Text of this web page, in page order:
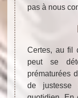
pas à nous
Certes, au fil
peut se
prématurées
de